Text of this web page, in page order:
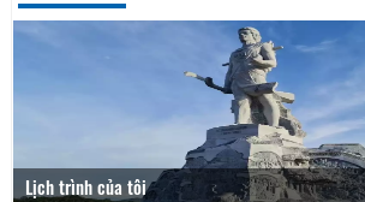
Lịch trình của tôi